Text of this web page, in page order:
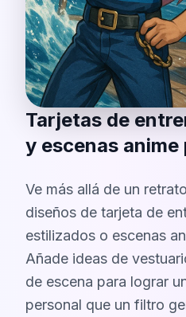
Tarjetas de
y escenas
Ve más allá de un
diseños de tarjeta de
estilizados o escenas
Añade ideas de
de escena para lograr
personal que un filtro